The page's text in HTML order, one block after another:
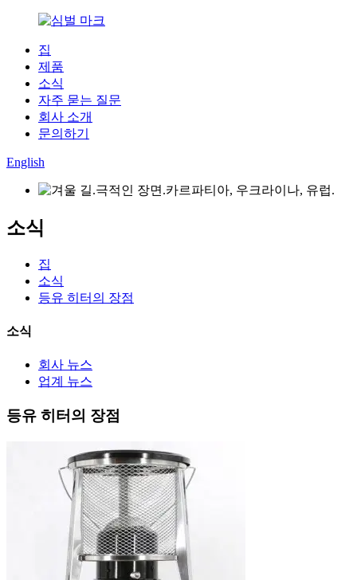
집
제품
소식
자주 묻는 질문
회사 소개
문의하기
English
소식
집
소식
등유 히터의 장점
소식
회사 뉴스
업계 뉴스
등유 히터의 장점